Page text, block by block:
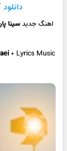
اهنگ جدیدسینا
+ Lyrics Music